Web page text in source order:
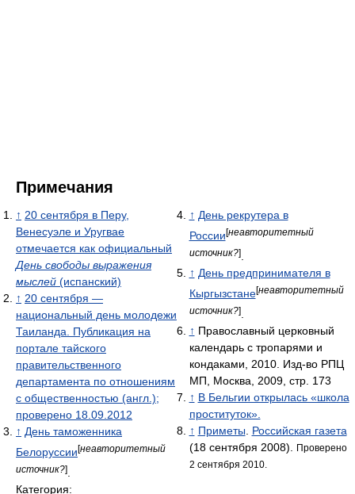
Примечания
↑ 20 сентября в Перу,
Венесуэле и Уругвае
отмечается как официальный
День свободы выражения
мыслей (испанский)
↑ 20 сентября —
национальный день молодежи
Таиланда. Публикация на
портале тайского
правительственного
департамента по отношениям
с общественностью (англ.);
проверено 18.09.2012
↑ День таможенника
Белоруссии[неавторитетный
источник?]
↑ День рекрутера в
России[неавторитетный
источник?].
↑ День предпринимателя в
Кыргызстане[неавторитетный
источник?].
↑ Православный церковный
календарь с тропарями и
кондаками, 2010. Изд-во РПЦ
МП, Москва, 2009, стр. 173
↑ В Бельгии открылась «школа
проституток».
↑ Приметы
Российская газета
(18 сентября 2008).
Проверено
2 сентября 2010.
Категория: